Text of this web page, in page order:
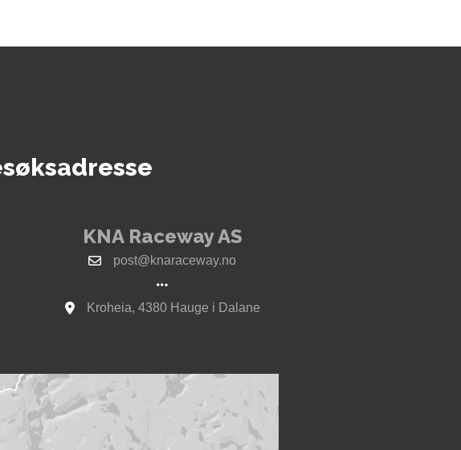
KNA Raceway AS
post@knaraceway.no
Se kart til Motorcenter Norway i Sokndal
Kroheia, 4380 Hauge i Dalane